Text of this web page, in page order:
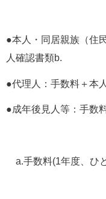
●本人・同居親族（住
人確認書類b.
●代理人：手数料＋本
●成年後見人等：手数
a.手数料(1年度、ひ